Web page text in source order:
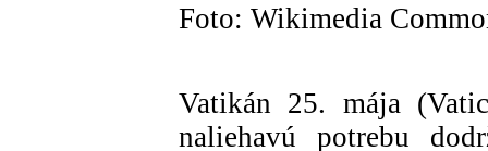
Foto: Wikimedia
Vatikán 25. mája
naliehavú potrebu